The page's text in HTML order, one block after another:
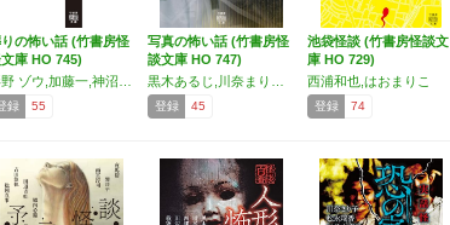
の怖い話 (竹書房怪
庫 HO 745)
録 55
写真の怖い話 (竹書房怪
談文庫 HO 747)
登録 45
池袋怪談 (竹書房怪談文
庫 HO 729)
西浦和也,はおまりこ
登録 74